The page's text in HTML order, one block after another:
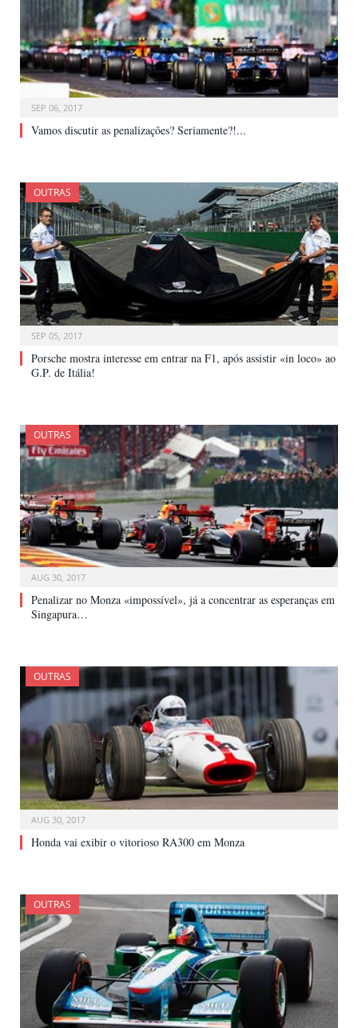
SEP 06, 2017
Vamos discutir as penalizações? Seriamente?!...
OUTRAS
SEP 05, 2017
Porsche mostra interesse em entrar na F1, após assistir «in loco» ao
G.P. de Itália!
OUTRAS
AUG 30, 2017
Penalizar no Monza «impossível», já a concentrar as esperanças em
Singapura…
OUTRAS
AUG 30, 2017
Honda vai exibir o vitorioso RA300 em Monza
OUTRAS